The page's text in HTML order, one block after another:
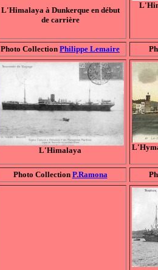
L'Himalaya à Dunkerque en début
de carrière
Photo Collection Philippe Lemaire
L'Himalaya
Photo Collection P.Ramona